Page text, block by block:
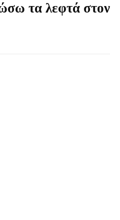
τα λεφτά στον